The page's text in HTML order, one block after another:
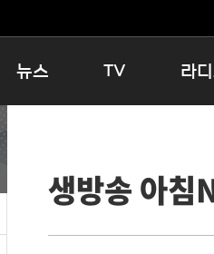
뉴스 TV
인생내컷
테마기행 길
라
16:00
우리 고
생방송 아침